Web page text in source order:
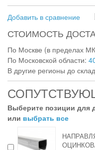
Добавить в сравнение
СТОИМОСТЬ
По Москве (в пределах
По Московской области:
В другие регионы до
Выберите позиции для
или выбрать все